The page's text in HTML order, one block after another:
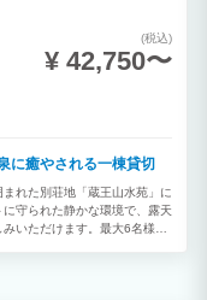
(税込)
¥ 42,750〜
に癒やされる一棟貸切
れた別荘地「蔵王山水苑」に
守られた静かな環境で、露天
いただけます。最大6名様ま